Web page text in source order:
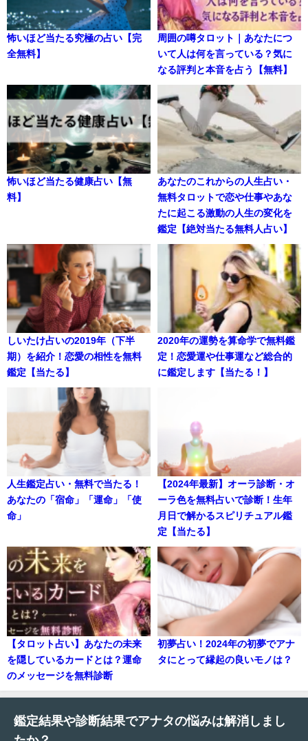
怖いほど当たる究極の占い【完
全無料】
周囲の噂タロット｜あなたにつ
いて人は何を言っている？気に
なる評判と本音を占う【無料】
怖いほど当たる健康占い【無
料】
あなたのこれからの人生占い・
無料タロットで恋や仕事やあな
たに起こる激動の人生の変化を
鑑定【絶対当たる無料人占い】
しいたけ占いの2019年（下半
期）を紹介！恋愛の相性を無料
鑑定【当たる】
2020年の運勢を算命学で無料鑑
定！恋愛運や仕事運など総合的
に鑑定します【当たる！】
人生鑑定占い・無料で当たる！
あなたの「宿命」「運命」「使
命」
【2024年最新】オーラ診断・オ
ーラ色を無料占いで診断！生年
月日で解かるスピリチュアル鑑
定【当たる】
【タロット占い】あなたの未来
を隠しているカードとは？運命
のメッセージを無料診断
初夢占い！2024年の初夢でアナ
タにとって縁起の良いモノは？
鑑定結果や診断結果でアナタの悩みは解消しまし